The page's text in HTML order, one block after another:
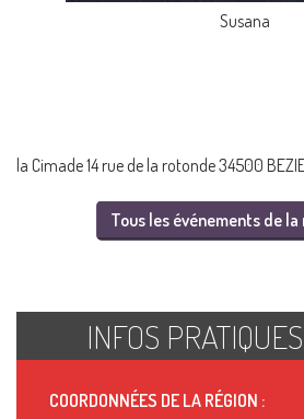
Susana
la Cimade 14 rue de la rotonde 34500
Tous les événements de la
INFOS
COORDONNÉES DE LA RÉGION :